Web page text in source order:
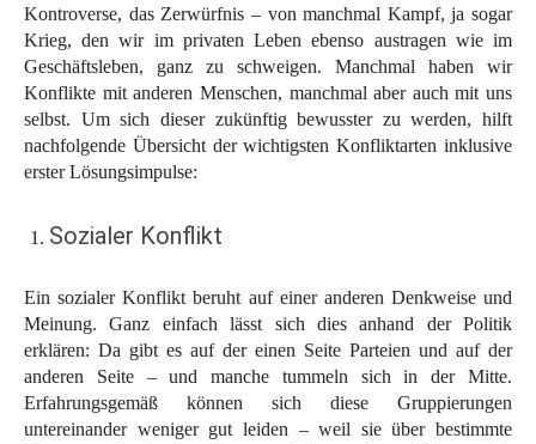
Kontroverse, das Zerwürfnis – von manchmal Kampf, ja sogar
Krieg, den wir im privaten Leben ebenso austragen wie im
Geschäftsleben, ganz zu schweigen. Manchmal haben wir
Konflikte mit anderen Menschen, manchmal aber auch mit uns
selbst. Um sich dieser zukünftig bewusster zu werden, hilft
nachfolgende Übersicht der wichtigsten Konfliktarten inklusive
erster Lösungsimpulse:
Sozialer Konflikt
Ein sozialer Konflikt beruht auf einer anderen Denkweise und
Meinung. Ganz einfach lässt sich dies anhand der Politik
erklären: Da gibt es auf der einen Seite Parteien und auf der
anderen Seite – und manche tummeln sich in der Mitte.
Erfahrungsgemäß können sich diese Gruppierungen
untereinander weniger gut leiden – weil sie über bestimmte